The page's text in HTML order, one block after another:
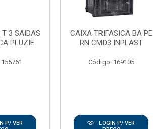
T 3 SAIDAS
PLUZIE
P/ VER
CAIXA TRIFASICA BA PE
RN CMD3 INPLAST
Código: 169105
LOGIN P/ VER